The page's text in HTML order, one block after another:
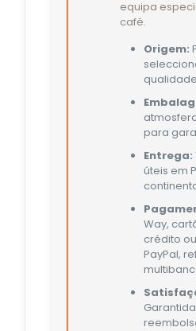
equipa
café.
Origem:
para
Entrega:
úteis em
Way,
crédito
PayPal,